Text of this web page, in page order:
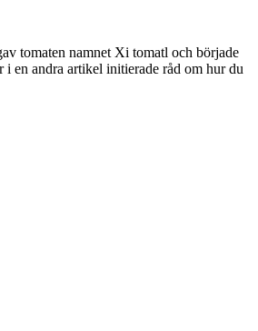
tomaten namnet Xi tomatl och började
i en andra artikel initierade råd om hur du